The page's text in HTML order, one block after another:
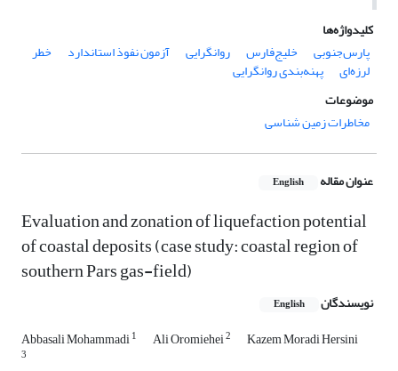
کلیدواژه‌ها
پارس‌جنوبی
خلیج‌فارس روانگرایی آزمون نفوذ استاندارد خطر
لرزه‌ای
پهنه‌بندی روانگرایی
موضوعات
مخاطرات زمین شناسی
عنوان مقاله English
Evaluation and zonation of liquefaction potential
of coastal deposits (case study: coastal region of
southern Pars gas-field)
نویسندگان English
Abbasali Mohammadi1 Ali Oromiehei2 Kazem Moradi Hersini
3